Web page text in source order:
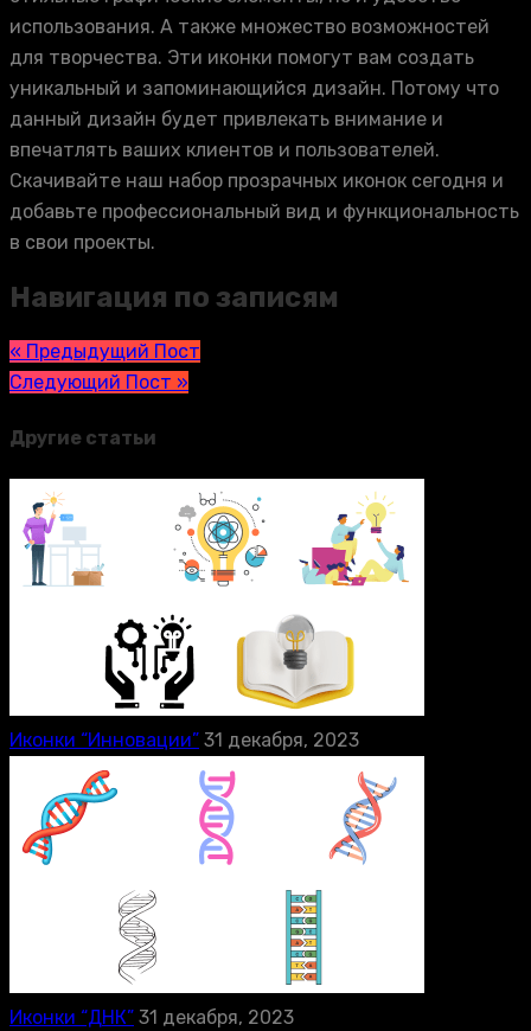
использования. А также множество возможностей
для творчества. Эти иконки помогут вам создать
уникальный и запоминающийся дизайн. Потому что
данный дизайн будет привлекать внимание и
впечатлять ваших клиентов и пользователей.
Скачивайте наш набор прозрачных иконок сегодня и
добавьте профессиональный вид и функциональность
в свои проекты.
Навигация по записям
« Предыдущий Пост
Следующий Пост »
Другие статьи
Иконки “Инновации” 31 декабря, 2023
Иконки “ДНК” 31 декабря, 2023